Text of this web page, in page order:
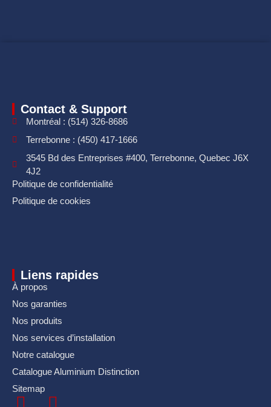
Contact & Support
Montréal : (514) 326-8686
Terrebonne : (450) 417-1666
3545 Bd des Entreprises #400, Terrebonne, Quebec J6X
4J2
Politique de confidentialité
Politique de cookies
Liens rapides
À propos
Nos garanties
Nos produits
Nos services d’installation
Notre catalogue
Catalogue Aluminium Distinction
Sitemap